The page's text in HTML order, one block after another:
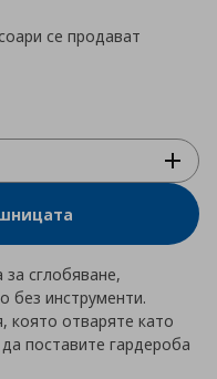
се продават
за сглобяване,
без инструменти.
която отваряте като
поставите гардероба